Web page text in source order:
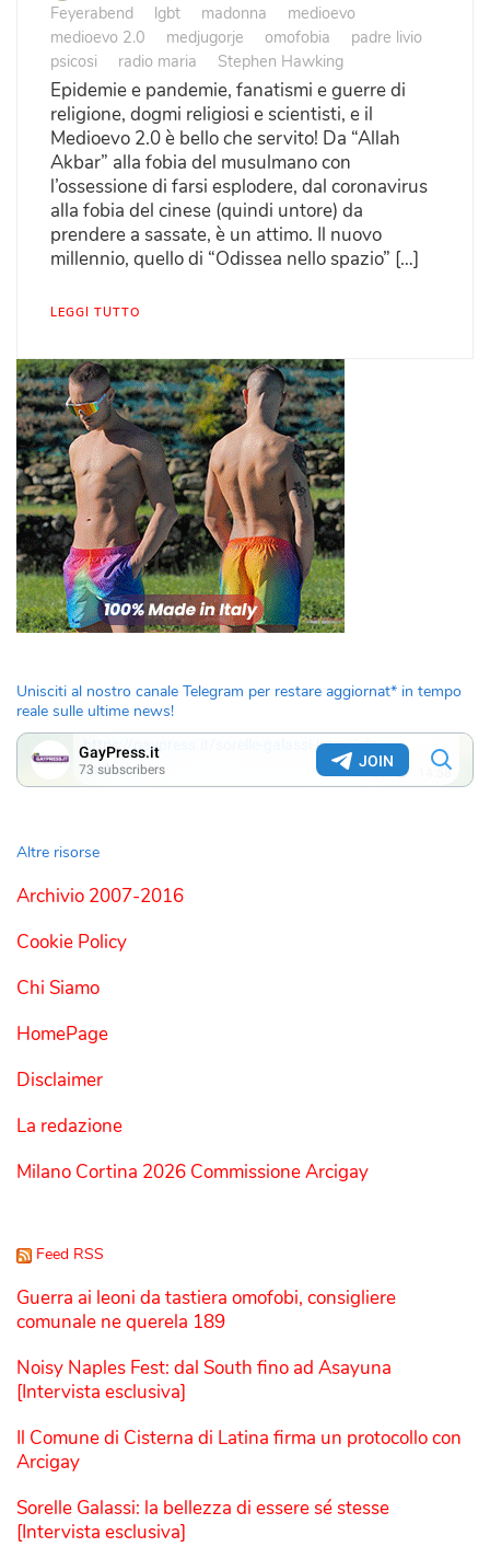
Feyerabend
lgbt madonna
medioevo
medioevo 2.0
medjugorje omofobia
padre livio
psicosi
radio maria Stephen Hawking
Epidemie e pandemie, fanatismi e guerre di
religione, dogmi religiosi e scientisti, e il
Medioevo 2.0 è bello che servito! Da “Allah
Akbar” alla fobia del musulmano con
l’ossessione di farsi esplodere, dal coronavirus
alla fobia del cinese (quindi untore) da
prendere a sassate, è un attimo. Il nuovo
millennio, quello di “Odissea nello spazio” […]
LEGGI TUTTO
Unisciti al nostro canale Telegram per restare aggiornat* in tempo
reale sulle ultime news!
Altre risorse
Archivio 2007-2016
Cookie Policy
Chi Siamo
HomePage
Disclaimer
La redazione
Milano Cortina 2026 Commissione Arcigay
Feed RSS
Guerra ai leoni da tastiera omofobi, consigliere
comunale ne querela 189
Noisy Naples Fest: dal South fino ad Asayuna
[Intervista esclusiva]
Il Comune di Cisterna di Latina firma un protocollo con
Arcigay
Sorelle Galassi: la bellezza di essere sé stesse
[Intervista esclusiva]